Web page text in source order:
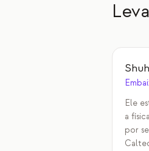
Ele
a
por